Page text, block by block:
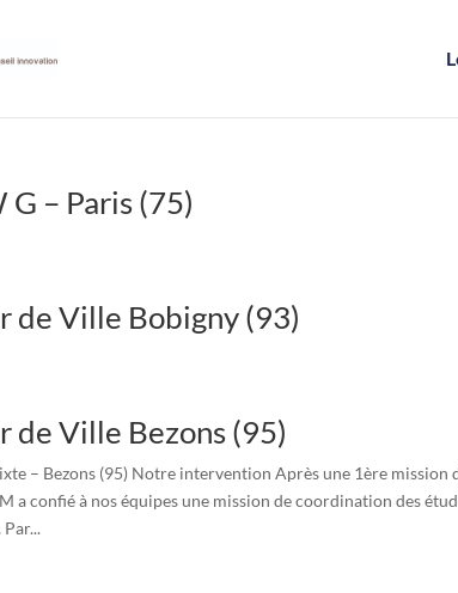
G – Paris (75)
de Ville Bobigny (93)
de Ville Bezons (95)
– Bezons (95) Notre intervention Après une 1ère
a confié à nos équipes une mission de coordination des